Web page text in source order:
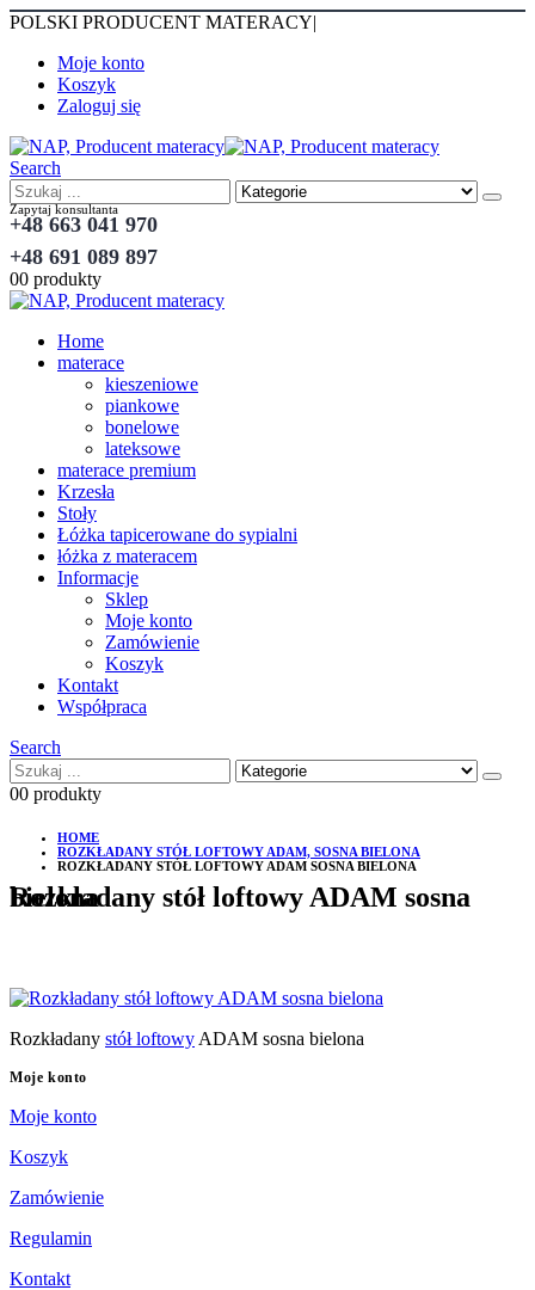
POLSKI PRODUCENT MATERACY|
Moje konto
Koszyk
Zaloguj się
Search
Zapytaj konsultanta
+48 663 041 970
+48 691 089 897
00 produkty
Home
materace
kieszeniowe
piankowe
bonelowe
lateksowe
materace premium
Krzesła
Stoły
Łóżka tapicerowane do sypialni
łóżka z materacem
Informacje
Sklep
Moje konto
Zamówienie
Koszyk
Kontakt
Współpraca
Search
00 produkty
HOME
ROZKŁADANY STÓŁ LOFTOWY ADAM, SOSNA BIELONA
ROZKŁADANY STÓŁ LOFTOWY ADAM SOSNA BIELONA
Rozkładany stół loftowy ADAM sosna bielona
Rozkładany stół loftowy ADAM sosna bielona
Moje konto
Moje konto
Koszyk
Zamówienie
Regulamin
Kontakt